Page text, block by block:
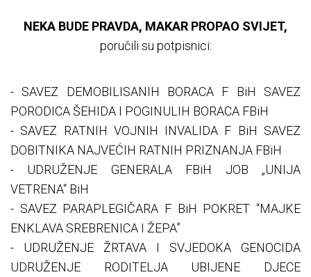
NEKA BUDE PRAVDA, MAKAR PROPAO SVIJET,
poručili su potpisnici:
- SAVEZ DEMOBILISANIH BORACA F BiH SAVEZ
PORODICA ŠEHIDA I POGINULIH BORACA FBiH
- SAVEZ RATNIH VOJNIH INVALIDA F BiH SAVEZ
DOBITNIKA NAJVEĆIH RATNIH PRIZNANJA FBiH
- UDRUŽENJE GENERALA FBiH JOB „UNIJA
VETRENA“ BiH
- SAVEZ PARAPLEGIČARA F BiH POKRET “MAJKE
ENKLAVA SREBRENICA I ŽEPA”
- UDRUŽENJE ŽRTAVA I SVJEDOKA GENOCIDA
UDRUŽENJE RODITELJA UBIJENE DJECE